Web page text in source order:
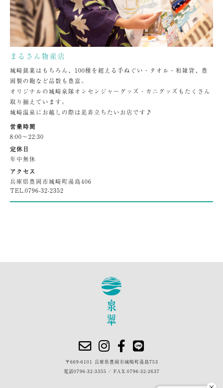
まるさん物産店
城崎銘菓はもちろん、100種を超える手ぬぐい・タオル・和雑貨、豊
岡製の鞄など品数も豊富。
オリジナルの城崎泉隊オンセンジャーグッズ・カニグッズもたくさん
取り揃えています。
城崎温泉にお越しの際は是非立ちたいお店です♪
営業時間
8:00〜22:30
定休日
年中無休
アクセス
兵庫県豊岡市城崎町湯島406
TEL. 0796-32-2352
〒669-6101 兵庫県豊岡市城崎町湯島753
電話0796-32-3355 / FAX.0796-32-2637